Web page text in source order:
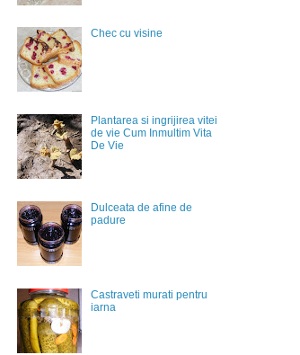
Chec cu visine
Plantarea si ingrijirea vitei
de vie Cum Inmultim Vita
De Vie
Dulceata de afine de
padure
Castraveti murati pentru
iarna